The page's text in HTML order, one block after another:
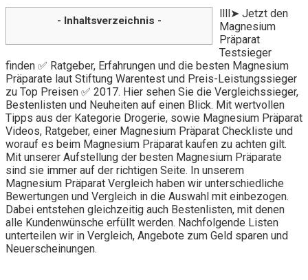
- Inhaltsverzeichnis -
llll➤ Jetzt den
Magnesium
Präparat
Testsieger
finden ✅ Ratgeber, Erfahrungen und die besten Magnesium
Präparate laut Stiftung Warentest und Preis-Leistungssieger
zu Top Preisen ✅ 2017. Hier sehen Sie die Vergleichssieger,
Bestenlisten und Neuheiten auf einen Blick. Mit wertvollen
Tipps aus der Kategorie Drogerie, sowie Magnesium Präparat
Videos, Ratgeber, einer Magnesium Präparat Checkliste und
worauf es beim Magnesium Präparat kaufen zu achten gilt.
Mit unserer Aufstellung der besten Magnesium Präparate
sind sie immer auf der richtigen Seite. In unserem
Magnesium Präparat Vergleich haben wir unterschiedliche
Bewertungen und Vergleich in die Auswahl mit einbezogen.
Dabei entstehen gleichzeitig auch Bestenlisten, mit denen
alle Kundenwünsche erfüllt werden. Nachfolgende Listen
unterteilen wir in Vergleich, Angebote zum Geld sparen und
Neuerscheinungen.